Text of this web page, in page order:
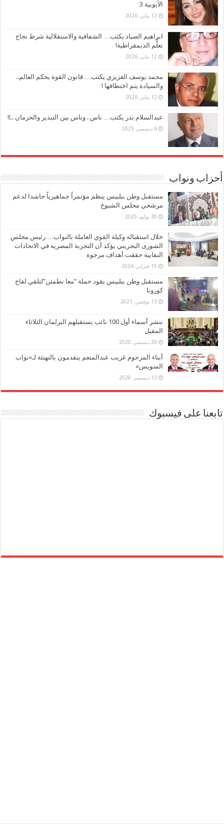
الأيوبية 3
12 يناير، 2026
ابراهيم الصياد يكتب… الشفافية والاستقلالية شرط نجاح
تعلُّم الديمقراطية!
12 يناير، 2026
محمد يوسف العزيزي يكتب… قانون القوة يحكم العالم..
والسيادة يتم اختطافها !
12 يناير، 2026
عبدالسلام بدر يكتب… ناس . وناس بين التبذير والحرمان ..!!
6 ديسمبر، 2025
أحزاب ونواب
مستقبل وطن ببلبيس ينظم مؤتمراً جماهيرياً حاشدا لدعم
مرشحي مجلس الشيوخ
30 يوليو، 2025
خلال استقباله وكيلة القوي العاملة بالنواب… رئيس مجلس
الشورى البحريني يؤكد أن التجربة المصرية في الاتحادات
النقابية حققت أهداف مرجوة
15 فبراير، 2024
مستقبل وطن ببلبيس يقود حملة “معا نطمئن”لتلقي لقاح
كورونا
13 نوفمبر، 2021
ننشر أسماء أول 100 نائب يستقبلهم البرلمان الثلاثاء
المقبل
20 ديسمبر، 2020
أبناء المرحوم غريب عبدالمنعم يتقدمون بالتهنئة لـ«نواب
السويس»
13 ديسمبر، 2020
تابعنا على فيسبوك